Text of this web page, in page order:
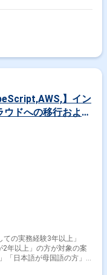
】イン
ドへの移行および
ての実務経験3年以上」
2年以上」の方が対象の案
「日本語が母国語の方」